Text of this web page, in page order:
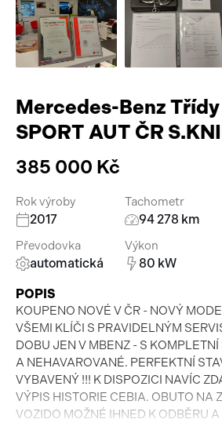
Mercedes-Benz Třídy
SPORT AUT ČR
385 000 Kč
Rok výroby
2017
Tachometr
94 278 km
Převodovka
automatická
Výkon
80 kW
POPIS
KOUPENO NOVÉ V ČR - NOVÝ
VŠEMI KLÍČI S PRAVIDELNÝM
DOBU JEN V MBENZ - S KOMPLETNÍ
A NEHAVAROVANÉ. PERFEKTNÍ
VYBAVENÝ !!! K DISPOZICI NAVÍC
VÝPIS HISTORIE CEBIA. OBUTO NA
VOZIDO MOŽNÉ IHNED K ODBĚRU